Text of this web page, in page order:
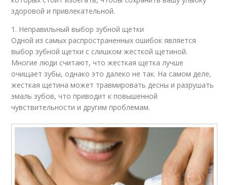
здоровой и привлекательной.
1. Неправильный выбор зубной щетки
Одной из самых распространенных ошибок является
выбор зубной щетки с слишком жесткой щетиной.
Многие люди считают, что жесткая щетка лучше
очищает зубы, однако это далеко не так. На самом деле,
жесткая щетина может травмировать десны и разрушать
эмаль зубов, что приводит к повышенной
чувствительности и другим проблемам.